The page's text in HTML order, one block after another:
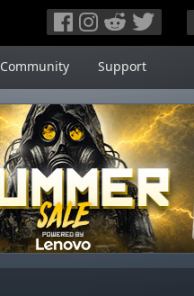
Community Support